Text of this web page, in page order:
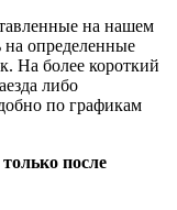
на нашем
на определенные
На более короткий
либо
по графикам
после